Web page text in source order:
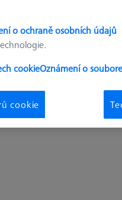
o ochraně osobních údajů
cookieOznámení o
cookie